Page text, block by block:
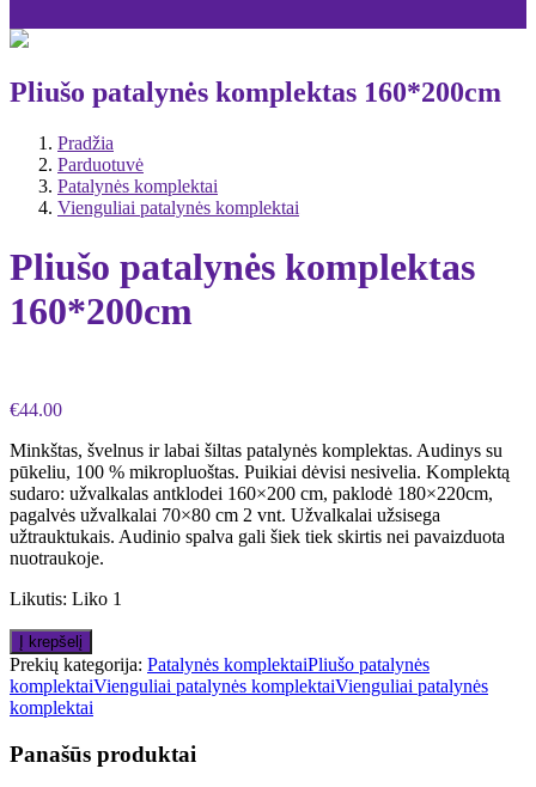
Pliušo patalynės komplektas 160*200cm
Pradžia
Parduotuvė
Patalynės komplektai
Vienguliai patalynės komplektai
Pliušo patalynės komplektas
160*200cm
€44.00
Minkštas, švelnus ir labai šiltas patalynės komplektas. Audinys su
pūkeliu, 100 % mikropluoštas. Puikiai dėvisi nesivelia. Komplektą
sudaro: užvalkalas antklodei 160×200 cm, paklodė 180×220cm,
pagalvės užvalkalai 70×80 cm 2 vnt. Užvalkalai užsisega
užtrauktukais. Audinio spalva gali šiek tiek skirtis nei pavaizduota
nuotraukoje.
Likutis: Liko 1
Į krepšelį
Prekių kategorija: Patalynės komplektaiPliušo patalynės
komplektaiVienguliai patalynės komplektaiVienguliai patalynės
komplektai
Panašūs produktai